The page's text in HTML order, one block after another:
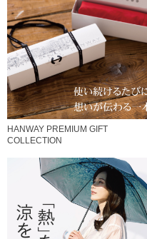
HANWAY PREMIUM GIFT
COLLECTION